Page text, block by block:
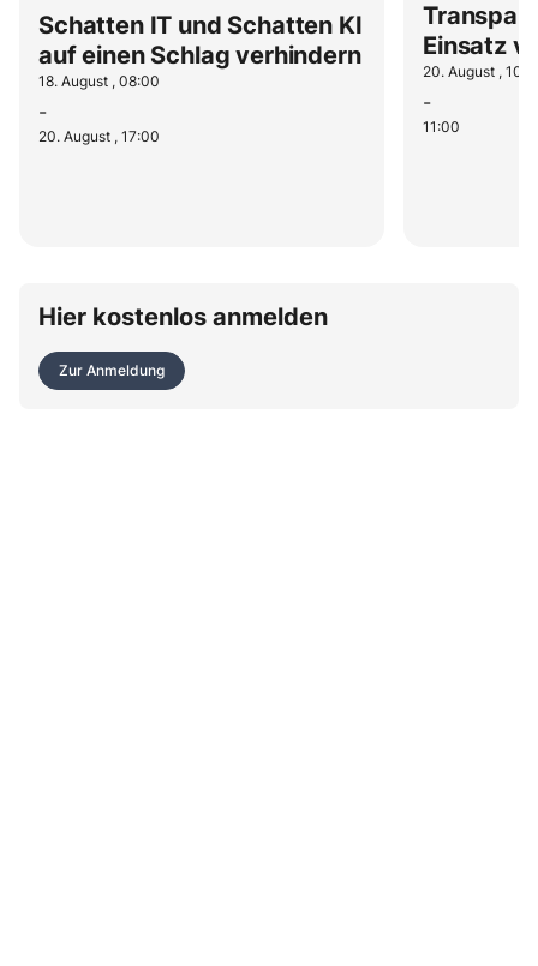
Schatten IT und Schatten KI
auf einen Schlag verhindern
18. August , 08:00
-
20. August , 17:00
Einsatz
20. August ,
-
11:00
Hier kostenlos anmelden
Zur Anmeldung